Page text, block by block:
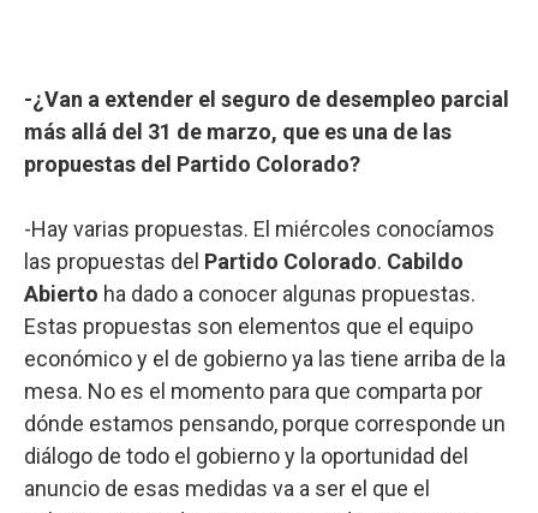
-¿Van a extender el seguro de desempleo parcial
más allá del 31 de marzo, que es una de las
propuestas del Partido Colorado?
-Hay varias propuestas. El miércoles conocíamos
las propuestas del Partido Colorado. Cabildo
Abierto ha dado a conocer algunas propuestas.
Estas propuestas son elementos que el equipo
económico y el de gobierno ya las tiene arriba de la
mesa. No es el momento para que comparta por
dónde estamos pensando, porque corresponde un
diálogo de todo el gobierno y la oportunidad del
anuncio de esas medidas va a ser el que el